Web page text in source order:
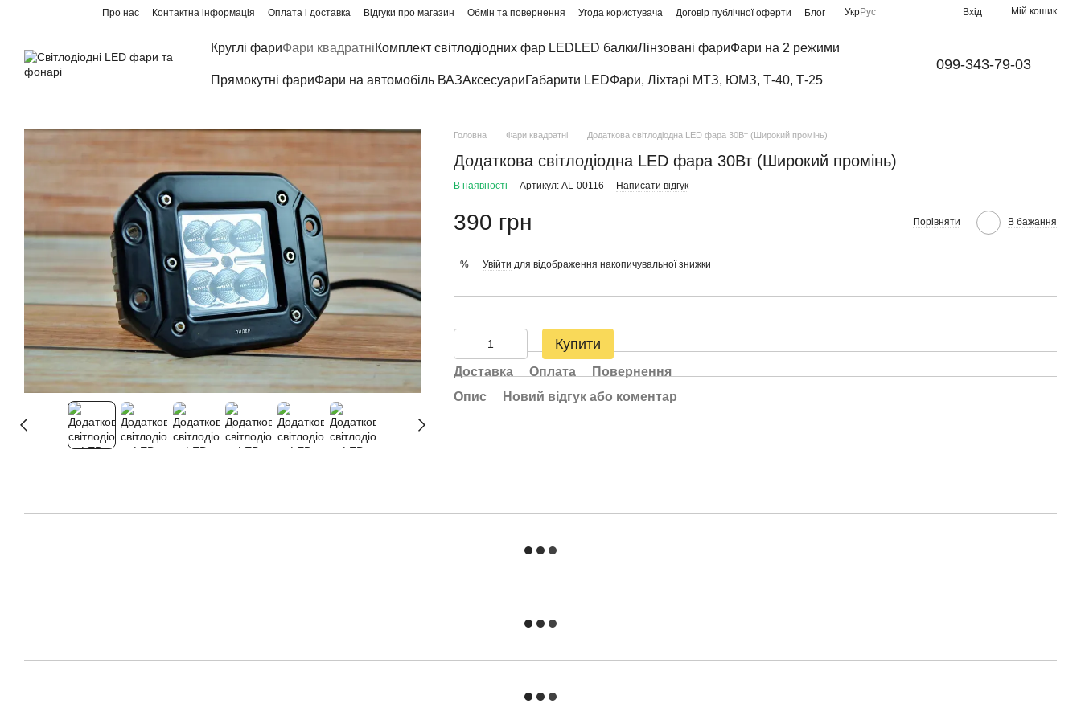
Перейти до основного контенту
Про нас Контактна інформація Оплата і доставка Відгуки про магазин Обмін та повернення Угода користувача Договір публічної оферти Блог УкрРус Вхід Мій кошик
Круглі фариФари квадратніКомплект світлодіодних фар LED LED балкиЛінзовані фариФари на 2 режими
Прямокутні фариФари на автомобіль ВАЗАксесуариГабарити LEDФари, Ліхтарі МТЗ, ЮМЗ, Т-40, Т-25
099-343-79-03
Головна Фари квадратні Додаткова світлодіодна LED фара 30Вт (Широкий промінь)
Додаткова світлодіодна LED фара 30Вт (Широкий промінь)
В наявності Артикул: AL-00116 Написати відгук
390 грн Порівняти В бажання
% Увійти для відображення накопичувальної знижки
Купити
Доставка Оплата
Повернення
Опис
Новий відгук або коментар